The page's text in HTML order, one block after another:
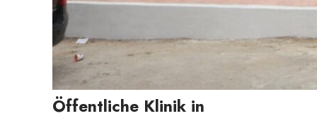
Öffentliche Klinik in